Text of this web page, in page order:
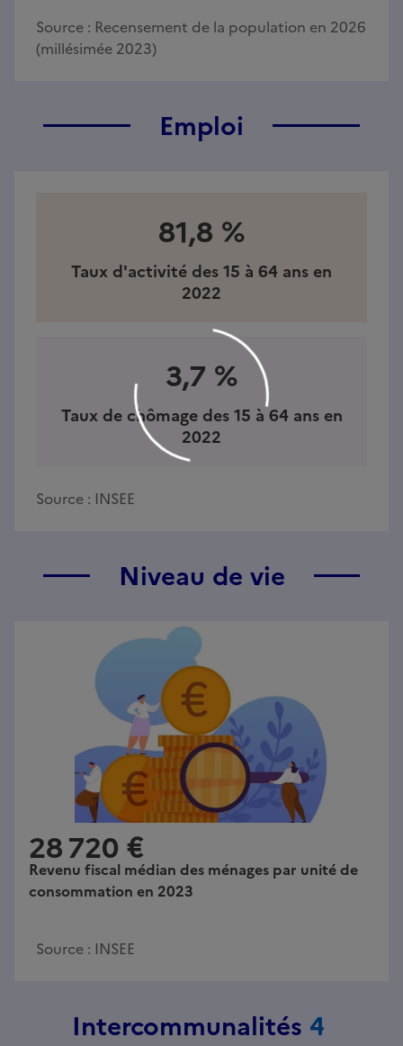
Source : Recensement de la population en 2026
(millésimée 2023)
Emploi
81,8 %
Taux d'activité des 15 à 64 ans en
2022
3,7 %
Taux de chômage des 15 à 64 ans en
2022
Source : INSEE
Niveau de vie
28 720 €
Revenu fiscal médian des ménages par unité de
consommation en 2023
Source : INSEE
Intercommunalités 4